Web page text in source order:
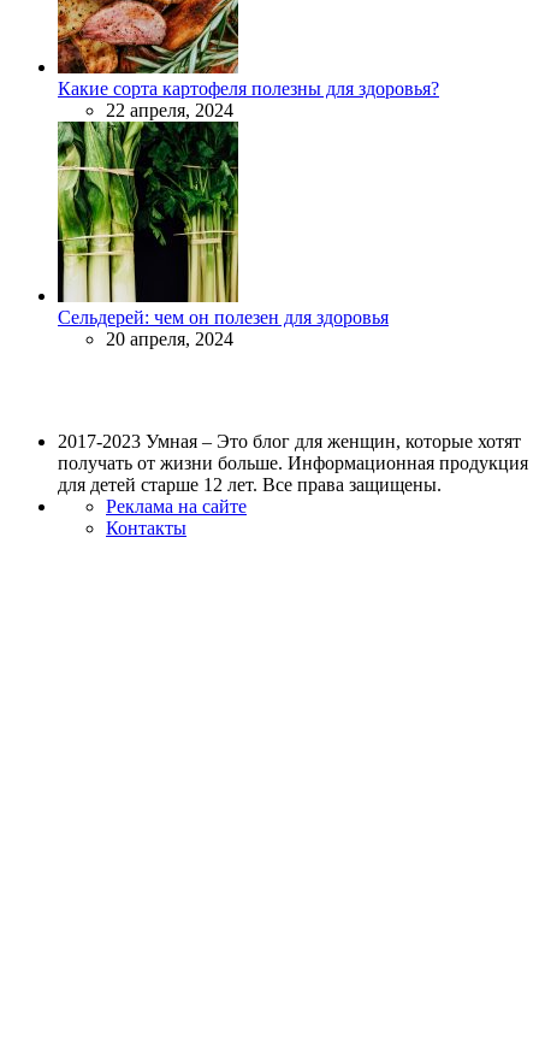
Какие сорта картофеля полезны для здоровья?
22 апреля, 2024
Сельдерей: чем он полезен для здоровья
20 апреля, 2024
2017-2023 Умная – Это блог для женщин, которые хотят
получать от жизни больше. Информационная продукция
для детей старше 12 лет. Все права защищены.
Реклама на сайте
Контакты